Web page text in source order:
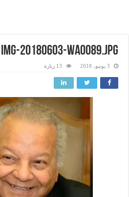
IMG-20180603-WA0089.jpg
3 يونيو، 2018 13 زيارة